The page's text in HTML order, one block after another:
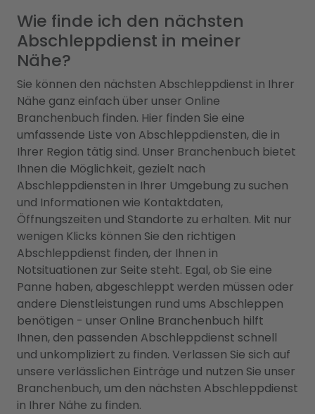
Wie finde ich den nächsten
Abschleppdienst in meiner
Nähe?
Sie können den nächsten Abschleppdienst in Ihrer
Nähe ganz einfach über unser Online
Branchenbuch finden. Hier finden Sie eine
umfassende Liste von Abschleppdiensten, die in
Ihrer Region tätig sind. Unser Branchenbuch bietet
Ihnen die Möglichkeit, gezielt nach
Abschleppdiensten in Ihrer Umgebung zu suchen
und Informationen wie Kontaktdaten,
Öffnungszeiten und Standorte zu erhalten. Mit nur
wenigen Klicks können Sie den richtigen
Abschleppdienst finden, der Ihnen in
Notsituationen zur Seite steht. Egal, ob Sie eine
Panne haben, abgeschleppt werden müssen oder
andere Dienstleistungen rund ums Abschleppen
benötigen - unser Online Branchenbuch hilft
Ihnen, den passenden Abschleppdienst schnell
und unkompliziert zu finden. Verlassen Sie sich auf
unsere verlässlichen Einträge und nutzen Sie unser
Branchenbuch, um den nächsten Abschleppdienst
in Ihrer Nähe zu finden.